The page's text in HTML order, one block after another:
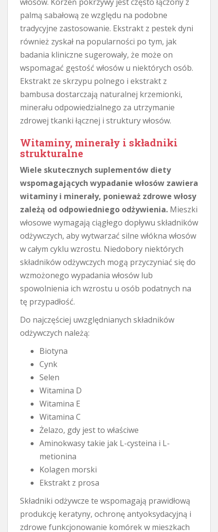
palmą sabałową ze względu na podobne
tradycyjne zastosowanie. Ekstrakt z pestek dyni
również zyskał na popularności po tym, jak
badania kliniczne sugerowały, że może on
wspomagać gęstość włosów u niektórych osób.
Ekstrakt ze skrzypu polnego i ekstrakt z
bambusa dostarczają naturalnej krzemionki,
minerału odpowiedzialnego za utrzymanie
zdrowej tkanki łącznej i struktury włosów.
Witaminy, minerały i składniki
strukturalne
Wiele skutecznych suplementów diety
wspomagających wypadanie włosów zawiera
witaminy i minerały, ponieważ zdrowe włosy
zależą od odpowiedniego odżywienia. Mieszki
włosowe wymagają ciągłego dopływu składników
odżywczych, aby wytwarzać silne włókna włosów
w całym cyklu wzrostu. Niedobory niektórych
składników odżywczych mogą przyczyniać się do
wzmożonego wypadania włosów lub
spowolnienia ich wzrostu u osób podatnych na
tę przypadłość.
Do najczęściej uwzględnianych składników
odżywczych należą:
Biotyna
Cynk
Selen
Witamina D
Witamina E
Witamina C
Żelazo, gdy jest to właściwe
Aminokwasy takie jak L-cysteina i L-
metionina
Kolagen morski
Ekstrakt z prosa
Składniki odżywcze te wspomagają prawidłową
produkcję keratyny, ochronę antyoksydacyjną i
zdrowe funkcjonowanie komórek w mieszkach